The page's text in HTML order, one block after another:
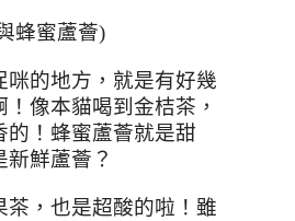
蜂蜜蘆薈)
咪的地方，就是有好幾
像本貓喝到金桔茶，
的！蜂蜜蘆薈就是甜
鮮蘆薈？
茶，也是超酸的啦！雖